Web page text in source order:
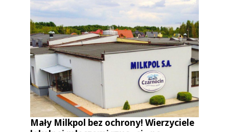
Mały Milkpol bez ochrony! Wierzyciele